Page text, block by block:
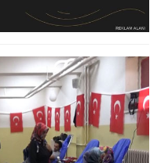
İddialarına Yanıt